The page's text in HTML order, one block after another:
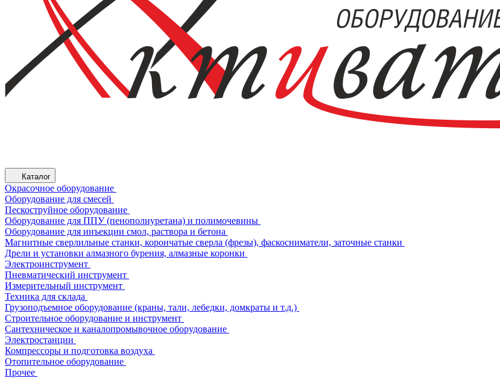
Каталог
Окрасочное оборудование
Оборудование для смесей
Пескоструйное оборудование
Оборудование для ППУ (пенополиуретана) и полимочевины
Оборудование для инъекции смол, раствора и бетона
Магнитные сверлильные станки, корончатые сверла (фрезы), фаскосниматели, заточные станки
Дрели и установки алмазного бурения, алмазные коронки
Электроинструмент
Пневматический инструмент
Измерительный инструмент
Техника для склада
Грузоподъемное оборудование (краны, тали, лебедки, домкраты и т.д.)
Строительное оборудование и инструмент
Сантехническое и каналопромывочное оборудование
Электростанции
Компрессоры и подготовка воздуха
Отопительное оборудование
Прочее